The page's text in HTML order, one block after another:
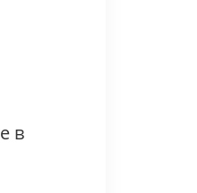
в